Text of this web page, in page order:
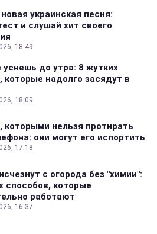
украинская песня:
и слушай хит своего
18:49
уснешь до утра: 8 жутких
которые надолго засядут в
18:09
которыми нельзя протирать
они могут его испортить
17:18
с огорода без "химии":
способов, которые
работают
16:37